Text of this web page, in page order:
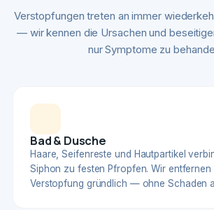
Verstopfungen treten an immer
— wir kennen die Ursachen und
nur Symptome zu
Bad & Dusche
Haare, Seifenreste und Hautpartikel
Siphon zu festen Pfropfen. Wir entfernen
Verstopfung gründlich — ohne Schaden